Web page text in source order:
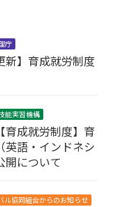
庁
新】育成就労制度
能実習機構
育成就労制度】育
英語・インドネシ
開について
ル協同組合からのお知らせ